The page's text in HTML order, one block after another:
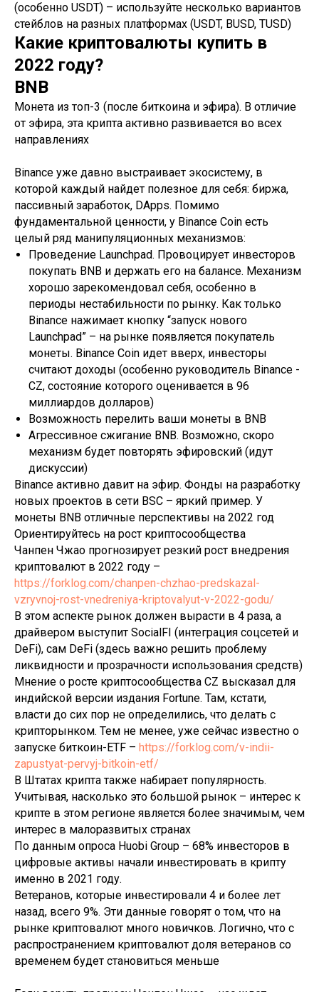
(особенно USDT) – используйте несколько вариантов
стейблов на разных платформах (USDT, BUSD, TUSD)
Какие криптовалюты купить в
2022 году?
BNB
Монета из топ-3 (после биткоина и эфира). В отличие
от эфира, эта крипта активно развивается во всех
направлениях
Binance уже давно выстраивает экосистему, в
которой каждый найдет полезное для себя: биржа,
пассивный заработок, DApps. Помимо
фундаментальной ценности, у Binance Coin есть
целый ряд манипуляционных механизмов:
Проведение Launchpad. Провоцирует инвесторов
покупать BNB и держать его на балансе. Механизм
хорошо зарекомендовал себя, особенно в
периоды нестабильности по рынку. Как только
Binance нажимает кнопку “запуск нового
Launchpad” – на рынке появляется покупатель
монеты. Binance Coin идет вверх, инвесторы
считают доходы (особенно руководитель Binance -
CZ, состояние которого оценивается в 96
миллиардов долларов)
Возможность перелить ваши монеты в BNB
Агрессивное сжигание BNB. Возможно, скоро
механизм будет повторять эфировский (идут
дискуссии)
Binance активно давит на эфир. Фонды на разработку
новых проектов в сети BSC – яркий пример. У
монеты BNB отличные перспективы на 2022 год
Ориентируйтесь на рост криптосообщества
Чанпен Чжао прогнозирует резкий рост внедрения
криптовалют в 2022 году –
https://forklog.com/chanpen-chzhao-predskazal-
vzryvnoj-rost-vnedreniya-kriptovalyut-v-2022-godu/
В этом аспекте рынок должен вырасти в 4 раза, а
драйвером выступит SocialFI (интеграция соцсетей и
DeFi), сам DeFi (здесь важно решить проблему
ликвидности и прозрачности использования средств)
Мнение о росте криптосообщества CZ высказал для
индийской версии издания Fortune. Там, кстати,
власти до сих пор не определились, что делать с
крипторынком. Тем не менее, уже сейчас известно о
запуске биткоин-ETF – https://forklog.com/v-indii-
zapustyat-pervyj-bitkoin-etf/
В Штатах крипта также набирает популярность.
Учитывая, насколько это большой рынок – интерес к
крипте в этом регионе является более значимым, чем
интерес в малоразвитых странах
По данным опроса Huobi Group – 68% инвесторов в
цифровые активы начали инвестировать в крипту
именно в 2021 году.
Ветеранов, которые инвестировали 4 и более лет
назад, всего 9%. Эти данные говорят о том, что на
рынке криптовалют много новичков. Логично, что с
распространением криптовалют доля ветеранов со
временем будет становиться меньше